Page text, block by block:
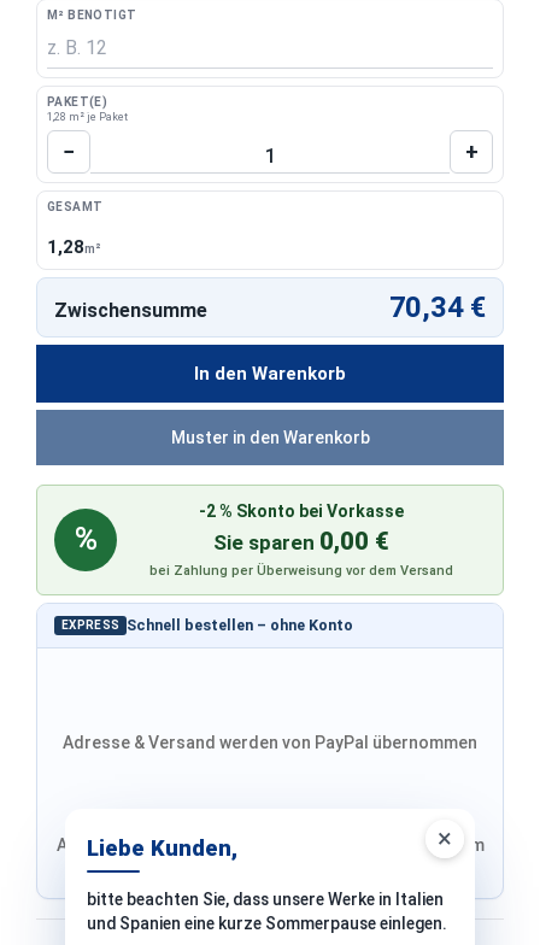
×
Liebe Kunden,
bitte beachten Sie, dass unsere Werke in Italien
und Spanien eine kurze Sommerpause einlegen.
M² BENÖTIGT
PAKET(E)
1,28 m² je Paket
Produkt Anzahl: Gib den gewünschten
− +
GESAMT
1,28m²
In den Warenkorb
EXPRESS Schnell bestellen – ohne Konto
Adresse & Versand werden von PayPal übernommen
Adresse von Klarna, Versand wird im finalen Schritt im
Zwischensumme 70,34 €
%
-2 % Skonto bei Vorkasse
Sie sparen 0,00 €
bei Zahlung per Überweisung vor dem Versand
Muster in den Warenkorb